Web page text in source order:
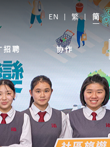
EN 繁 简
招聘 协作